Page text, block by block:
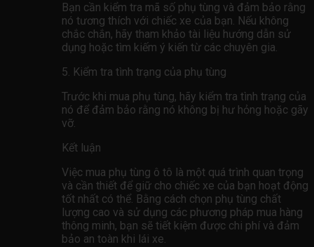
Bạn cần kiểm tra mã số phụ tùng và đảm bảo rằng
nó tương thích với chiếc xe của bạn. Nếu không
chắc chắn, hãy tham khảo tài liệu hướng dẫn sử
dụng hoặc tìm kiếm ý kiến ​​từ các chuyên gia.
5. Kiểm tra tình trạng của phụ tùng
Trước khi mua phụ tùng, hãy kiểm tra tình trạng của
nó để đảm bảo rằng nó không bị hư hỏng hoặc gãy
vỡ.
Kết luận
Việc mua phụ tùng ô tô là một quá trình quan trọng
và cần thiết để giữ cho chiếc xe của bạn hoạt động
tốt nhất có thể. Bằng cách chọn phụ tùng chất
lượng cao và sử dụng các phương pháp mua hàng
thông minh, bạn sẽ tiết kiệm được chi phí và đảm
bảo an toàn khi lái xe.